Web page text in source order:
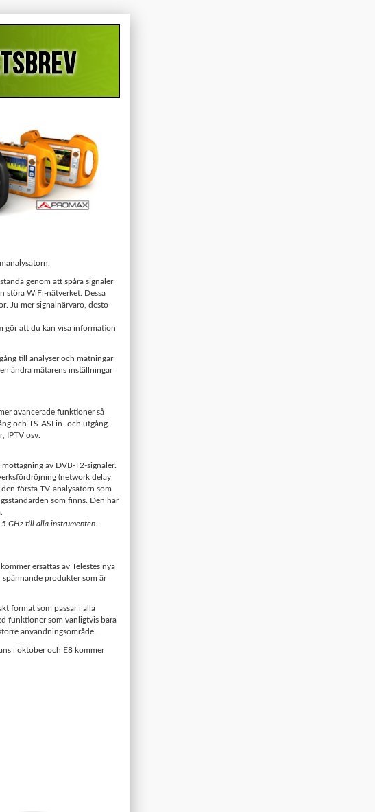
genom att spåra signaler
störa WiFi-nätverket. Dessa
Ju mer signalnärvaro, desto
gör att du kan visa information
till analyser och mätningar
ändra mätarens inställningar
avancerade funktioner så
och TS-ASI in- och utgång.
IPTV osv.
av DVB-T2-signaler.
(network delay
första TV-analysatorn som
som finns. Den har
GHz till alla instrumenten.
ersättas av Telestes nya
produkter som är
format som passar i alla
funktioner som vanligtvis bara
användningsområde.
i oktober och E8 kommer